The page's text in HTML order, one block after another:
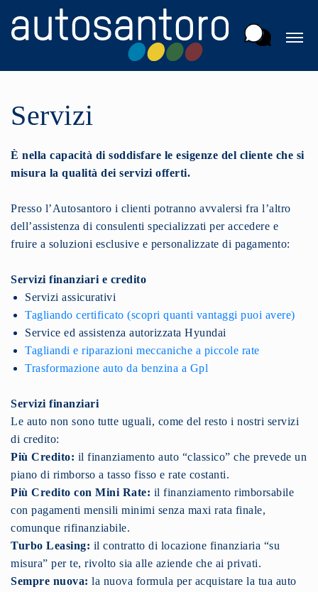
Servizi
È nella capacità di soddisfare le esigenze del cliente che si
misura la qualità dei servizi offerti.
Presso l’Autosantoro i clienti potranno avvalersi fra l’altro
dell’assistenza di consulenti specializzati per accedere e
fruire a soluzioni esclusive e personalizzate di pagamento:
Servizi finanziari e credito
Servizi assicurativi
Tagliando certificato (scopri quanti vantaggi puoi avere)
Service ed assistenza autorizzata Hyundai
Tagliandi e riparazioni meccaniche a piccole rate
Trasformazione auto da benzina a Gpl
Servizi finanziari
Le auto non sono tutte uguali, come del resto i nostri servizi
di credito:
Più Credito: il finanziamento auto “classico” che prevede un
piano di rimborso a tasso fisso e rate costanti.
Più Credito con Mini Rate: il finanziamento rimborsabile
con pagamenti mensili minimi senza maxi rata finale,
comunque rifinanziabile.
Turbo Leasing: il contratto di locazione finanziaria “su
misura” per te, rivolto sia alle aziende che ai privati.
Sempre nuova: la nuova formula per acquistare la tua auto